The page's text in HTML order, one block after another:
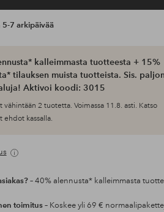
5-7 arkipäivää
kalleimmasta tuotteesta + 15%
tilauksen muista tuotteista. Sis.
Aktivoi koodi: 3015
vähintään 2 tuotetta. Voimassa 11.8. asti. Katso
ehdot kassalla.
– 40% alennusta* kalleimmasta
toimitus– Koskee yli 69 €